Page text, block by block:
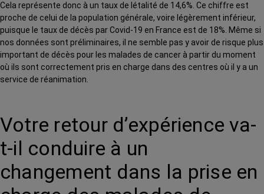
Cela représente donc à un taux de létalité de 14,6%. Ce chiffre est
proche de celui de la population générale, voire légèrement inférieur,
puisque le taux de décès par Covid-19 en France est de 18%. Même si
nos données sont préliminaires, il ne semble pas y avoir de risque plus
important de décès pour les malades de cancer à partir du moment
où ils sont correctement pris en charge dans des centres où il y a un
service de réanimation.
Votre retour d’expérience va-
t-il conduire à un
changement dans la prise en